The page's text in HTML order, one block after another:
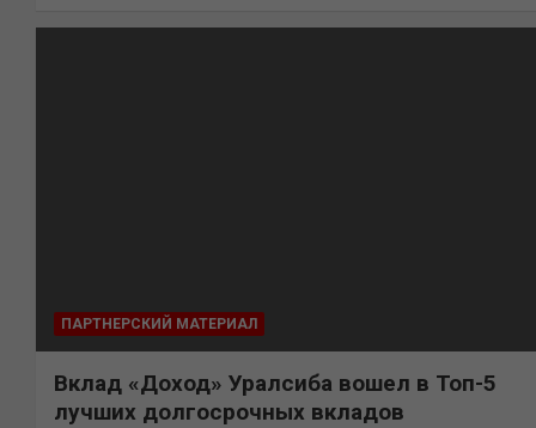
ПАРТНЕРСКИЙ МАТЕРИАЛ
Вклад «Доход» Уралсиба вошел в Топ-5
лучших долгосрочных вкладов